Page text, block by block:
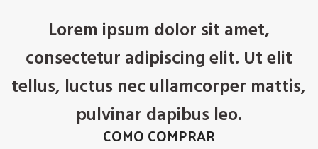
Lorem ipsum dolor sit amet,
consectetur adipiscing elit. Ut elit
tellus, luctus nec ullamcorper mattis,
pulvinar dapibus leo.
COMO COMPRAR